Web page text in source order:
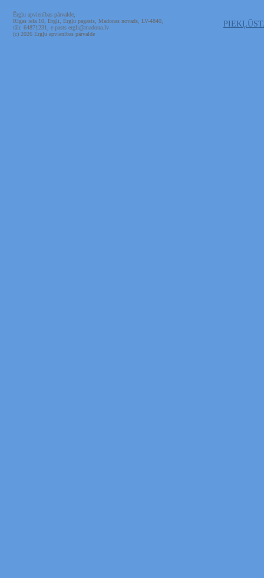
Ērgļu apvienības pārvalde,
Rīgas iela 10, Ērgļi, Ērgļu pagasts, Madonas novads, LV-4840,
tālr. 64871231, e-pasts ergli@madona.lv
(c) 2026 Ērgļu apvienības pārvalde